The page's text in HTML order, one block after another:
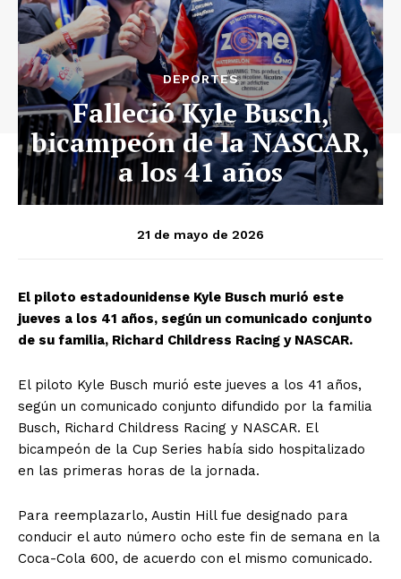
DEPORTES
Falleció Kyle Busch,
bicampeón de la NASCAR,
a los 41 años
21 de mayo de 2026
El piloto estadounidense Kyle Busch murió este
jueves a los 41 años, según un comunicado conjunto
de su familia, Richard Childress Racing y NASCAR.
El piloto Kyle Busch murió este jueves a los 41 años,
según un comunicado conjunto difundido por la familia
Busch, Richard Childress Racing y NASCAR. El
bicampeón de la Cup Series había sido hospitalizado
en las primeras horas de la jornada.
Para reemplazarlo, Austin Hill fue designado para
conducir el auto número ocho este fin de semana en la
Coca-Cola 600, de acuerdo con el mismo comunicado.